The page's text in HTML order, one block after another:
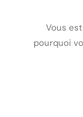
Vous
pourquoi